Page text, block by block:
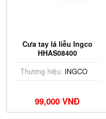
Cưa tay lá liễu Ingco
HHAS08400
Thương hiệu: INGCO
99,000 VNĐ